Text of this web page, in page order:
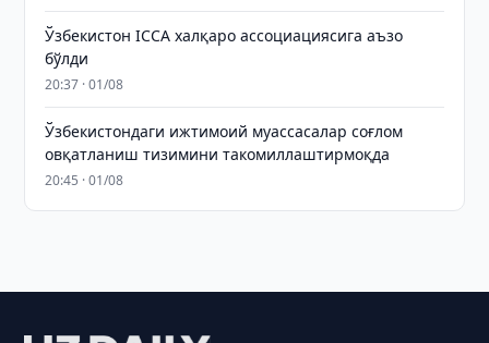
Ўзбекистон ICCA халқаро ассоциациясига аъзо
бўлди
20:37 · 01/08
Ўзбекистондаги ижтимоий муассасалар соғлом
овқатланиш тизимини такомиллаштирмоқда
20:45 · 01/08